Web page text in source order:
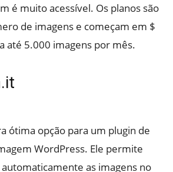
é muito acessível. Os planos são
de imagens e começam em $
até 5.000 imagens por mês.
ótima opção para um plugin de
WordPress. Ele permite
as imagens no